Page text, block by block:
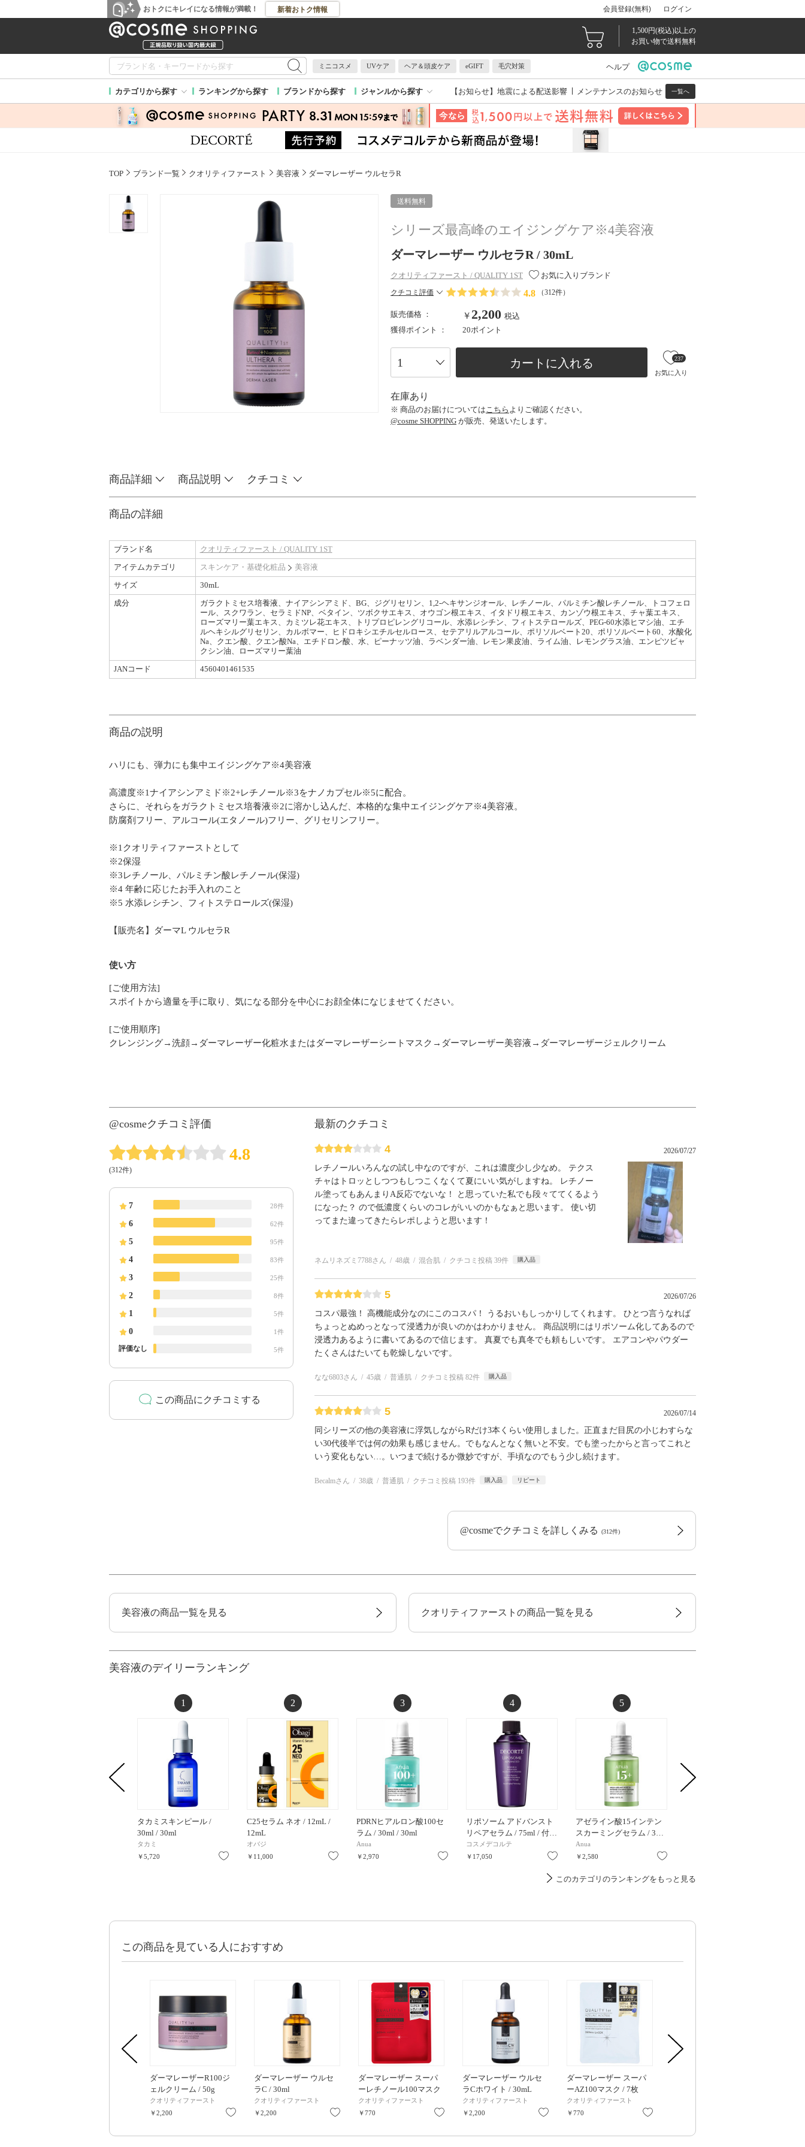
おトクにキレイになる情報が満載！ 新着おトク情報 会員登録(無料) ログイン
1,500円(税込)以上の
お買い物で送料無料
ミニコスメ UVケア ヘア＆頭皮ケア eGIFT 毛穴対策 ヘルプ
カテゴリから探す ランキングから探す ブランドから探す ジャンルから探す 【お知らせ】 地震による配送影響 メンテナンスのお知らせ 一覧へ
TOP ブランド一覧 クオリティファースト 美容液 ダーマレーザー ウルセラR
送料無料
シリーズ最高峰のエイジングケア※4美容液
ダーマレーザー ウルセラR / 30mL
クオリティファースト / QUALITY 1ST お気に入りブランド
クチコミ評価 4.8 （312件）
販売価格 ： ￥ 2,200 税込
獲得ポイント ：
20ポイント
カートに入れる
お気に入り
237
在庫あり
※ 商品のお届けについては こちら よりご確認ください。
@cosme SHOPPING が販売、発送いたします。
商品詳細 商品説明 クチコミ
商品の詳細
ブランド名
クオリティファースト / QUALITY 1ST
アイテムカテゴリ
スキンケア・基礎化粧品
美容液
サイズ
30mL
成分
ガラクトミセス培養液、ナイアシンアミド、BG、ジグリセリン、1,2-ヘキサンジオール、レチノール、パルミチン酸レチノール、トコフェロ
ール、スクワラン、セラミドNP、ベタイン、ツボクサエキス、オウゴン根エキス、イタドリ根エキス、カンゾウ根エキス、チャ葉エキス、
ローズマリー葉エキス、カミツレ花エキス、トリプロピレングリコール、水添レシチン、フィトステロールズ、PEG-60水添ヒマシ油、エチ
ルヘキシルグリセリン、カルボマー、ヒドロキシエチルセルロース、セテアリルアルコール、ポリソルベート20、ポリソルベート60、水酸化
Na、クエン酸、クエン酸Na、エチドロン酸、水、ピーナッツ油、ラベンダー油、レモン果皮油、ライム油、レモングラス油、エンピツビャ
クシン油、ローズマリー葉油
JANコード
4560401461535
商品の説明
ハリにも、弾力にも集中エイジングケア※4美容液
高濃度※1ナイアシンアミド※2+レチノール※3をナノカプセル※5に配合。
さらに、それらをガラクトミセス培養液※2に溶かし込んだ、本格的な集中エイジングケア※4美容液。
防腐剤フリー、アルコール(エタノール)フリー、グリセリンフリー。
※1クオリティファーストとして
※2保湿
※3レチノール、パルミチン酸レチノール(保湿)
※4 年齢に応じたお手入れのこと
※5 水添レシチン、フィトステロールズ(保湿)
【販売名】ダーマL ウルセラR
使い方
[ご使用方法]
スポイトから適量を手に取り、気になる部分を中心にお顔全体になじませてください。
[ご使用順序]
クレンジング→洗顔→ダーマレーザー化粧水またはダーマレーザーシートマスク→ダーマレーザー美容液→ダーマレーザージェルクリーム
@cosmeクチコミ評価
4.8
(312件)
7 28件
6 62件
5 95件
4 83件
3 25件
2 8件
1 5件
0 1件
評価なし 5件
この商品にクチコミする
最新のクチコミ
4 2026/07/27
レチノールいろんなの試し中なのですが、これは濃度少し少なめ。 テクス
チャはトロッとしつつもしつこくなくて夏にいい気がしますね。 レチノー
ル塗ってもあんまりA反応でないな！ と思っていた私でも段々ててくるよう
になった？ ので低濃度くらいのコレがいいのかもなぁと思います。 使い切
ってまた違ってきたらレポしようと思います！
ネムリネズミ7788さん 48歳 混合肌 クチコミ投稿 39件 購入品
5 2026/07/26
コスパ最強！ 高機能成分なのにこのコスパ！ うるおいもしっかりしてくれます。 ひとつ言うなれば
ちょっとぬめっとなって浸透力が良いのかはわかりません。 商品説明にはリポソーム化してあるので
浸透力あるように書いてあるので信じます。 真夏でも真冬でも頼もしいです。 エアコンやパウダー
たくさんはたいても乾燥しないです。
なな6803さん 45歳 普通肌 クチコミ投稿 82件 購入品
5 2026/07/14
同シリーズの他の美容液に浮気しながらRだけ3本くらい使用しました。正直まだ目尻の小じわすらな
い30代後半では何の効果も感じません。でもなんとなく無いと不安。でも塗ったからと言ってこれと
いう変化もない…。いつまで続けるか微妙ですが、手頃なのでもう少し続けます。
Becalmさん 38歳 普通肌 クチコミ投稿 193件 購入品 リピート
@cosmeでクチコミを詳しくみる (312件)
美容液の商品一覧を見る クオリティファーストの商品一覧を見る
美容液のデイリーランキング
1
タカミスキンピール /
30ml / 30ml
タカミ
￥5,720
お気に入り
2
C25セラム ネオ / 12mL /
12mL
オバジ
￥11,000
お気に入り
3
PDRNヒアルロン酸100セ
ラム / 30ml / 30ml
Anua
￥2,970
お気に入り
4
リポソーム アドバンスト
リペアセラム / 75ml / 付…
コスメデコルテ
￥17,050
お気に入り
5
アゼライン酸15インテン
スカーミングセラム / 3…
Anua
￥2,580
このカテゴリのランキングをもっと見る
この商品を見ている人におすすめ
ダーマレーザーR100ジ
ェルクリーム / 50g
クオリティファースト
￥2,200
お気に入り
ダーマレーザー ウルセ
ラC / 30ml
クオリティファースト
￥2,200
お気に入り
ダーマレーザー スーパ
ーレチノール100マスク
/ 7枚
クオリティファースト
￥770
お気に入り
ダーマレーザー ウルセ
ラCホワイト / 30mL
クオリティファースト
￥2,200
お気に入り
ダーマレーザー スーパ
ーAZ100マスク / 7枚
クオリティファースト
￥770